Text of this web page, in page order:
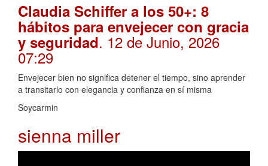
Claudia Schiffer a los 50+: 8
hábitos para envejecer con gracia
y seguridad. 12 de Junio, 2026
07:29
Envejecer bien no significa detener el tiempo, sino aprender
a transitarlo con elegancia y confianza en sí misma
Soycarmin
sienna miller